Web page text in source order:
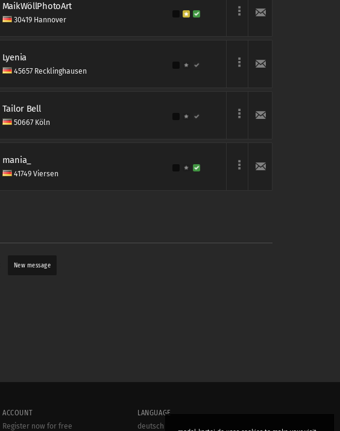
MaikWöllPhotoArt
30419 Hannover
Lyenia
45657 Recklinghausen
Tailor Bell
50667 Köln
mania_
41749 Viersen
New message
ACCOUNT
Register now for free
LANGUAGE
deutsch